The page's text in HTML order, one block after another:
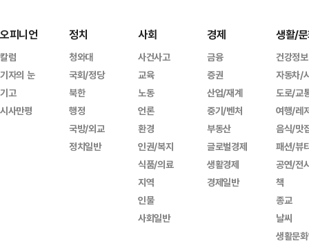
오피니언
칼럼
기자의 눈
기고
시사만평
정치
청와대
국회/정당
북한
행정
국방/외교
정치일반
사회
사건사고
교육
노동
언론
환경
인권/복지
식품/의료
지역
인물
사회일반
경제
금융
증권
산업/재계
중기/벤처
부동산
글로벌경제
생활경제
경제일반
생활/
건강정보
자동차/
도로/교
여행/레
음식/맛
패션/뷰
공연/전
책
종교
날씨
생활문